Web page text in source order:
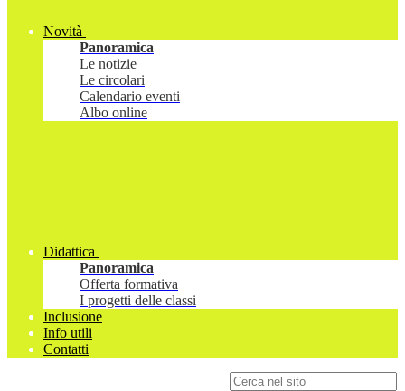
Novità
Panoramica
Le notizie
Le circolari
Calendario eventi
Albo online
Didattica
Panoramica
Offerta formativa
I progetti delle classi
Inclusione
Info utili
Contatti